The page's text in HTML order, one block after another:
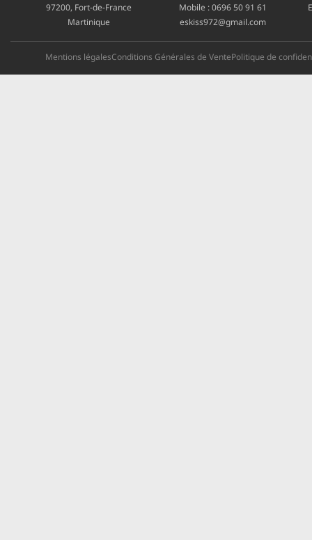
97200, Fort-de-France
Martinique
Mobile :0696 50 91 61
eskiss972@gmail.com
Mentions légalesConditions Générales de VentePolitique de